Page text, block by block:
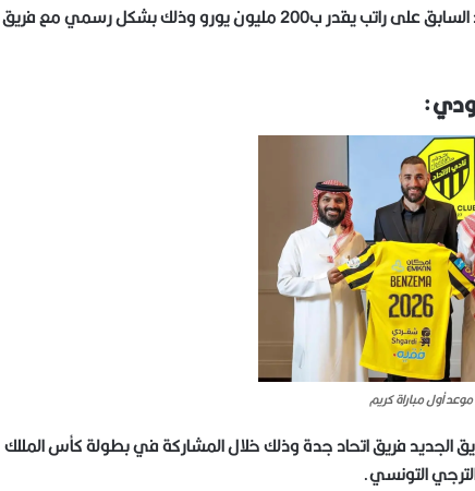
كما سوف يحصل اللاعب كريم بنزيما نجم فريق ريال مدريد السابق على راتب يقدر ب200 مليون يورو وذلك بشكل رسمي مع فريق
:
موعد أول مباراة كريم
الجديد فريق اتحاد جدة وذلك خلال المشاركة في بطولة كأس المللك
التونسي.